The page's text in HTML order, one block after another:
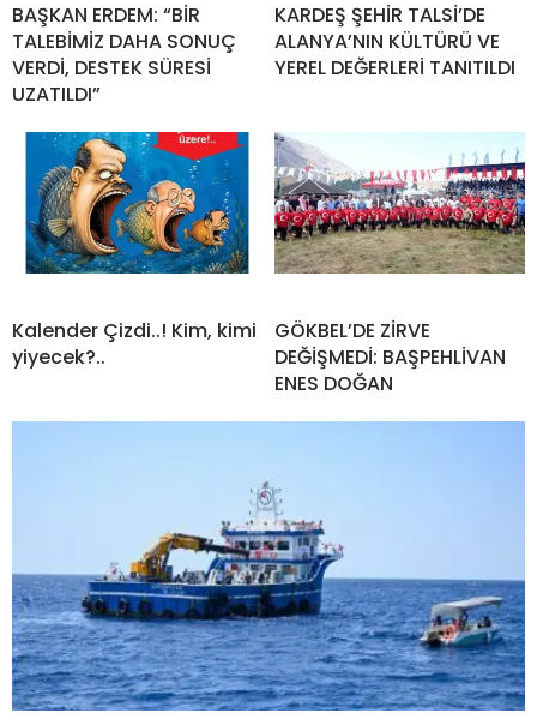
BAŞKAN ERDEM: “BİR
TALEBİMİZ DAHA SONUÇ
VERDİ, DESTEK SÜRESİ
UZATILDI”
KARDEŞ ŞEHİR TALSİ’DE
ALANYA’NIN KÜLTÜRÜ VE
YEREL DEĞERLERİ TANITILDI
Kalender Çizdi..! Kim, kimi
yiyecek?..
GÖKBEL’DE ZİRVE
DEĞİŞMEDİ: BAŞPEHLİVAN
ENES DOĞAN